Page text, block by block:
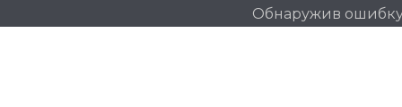
Обнаружив ошибку